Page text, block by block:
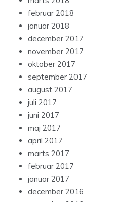
februar 2018
januar 2018
december 2017
november 2017
oktober 2017
september 2017
august 2017
juli 2017
juni 2017
maj 2017
april 2017
marts 2017
februar 2017
januar 2017
december 2016